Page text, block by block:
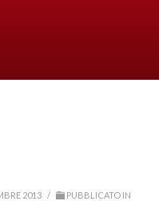
2013 / PUBBLICATO IN